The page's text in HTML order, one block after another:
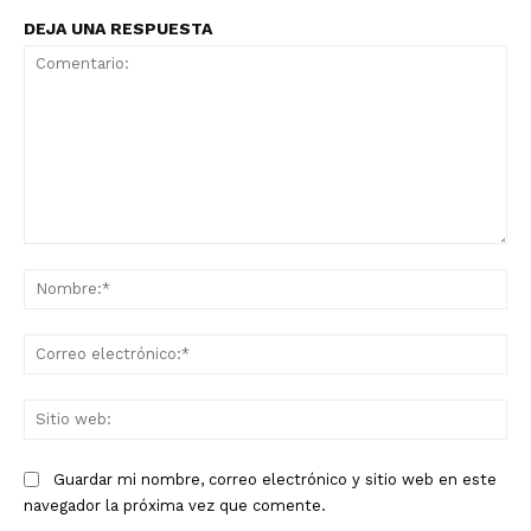
DEJA UNA RESPUESTA
Guardar mi nombre, correo electrónico y sitio web en este
navegador la próxima vez que comente.